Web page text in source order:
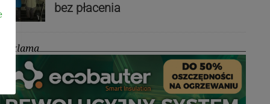
bez płacenia
Reklama